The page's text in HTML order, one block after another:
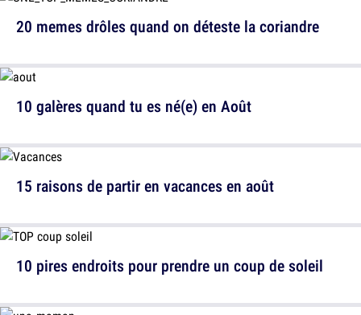
10 galères quand tu es né(e) en Août
10 pires endroits pour prendre un coup de soleil
20 memes drôles quand on déteste la coriandre
15 raisons de partir en vacances en août